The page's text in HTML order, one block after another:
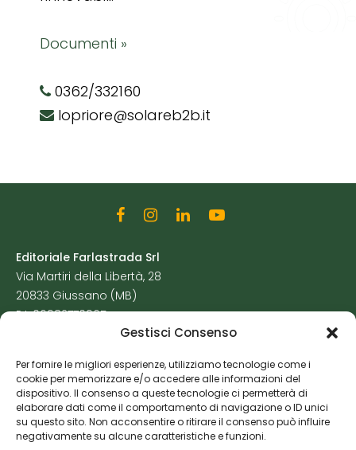
Gestisci Consenso
Per fornire le migliori esperienze, utilizziamo tecnologie come i
cookie per memorizzare e/o accedere alle informazioni del
dispositivo. Il consenso a queste tecnologie ci permetterà di
elaborare dati come il comportamento di navigazione o ID unici
su questo sito. Non acconsentire o ritirare il consenso può influire
negativamente su alcune caratteristiche e funzioni.
Documenti »
0362/332160
lopriore@solareb2b.it
Editoriale Farlastrada Srl
Via Martiri della Libertà, 28
20833 Giussano (MB)
P.I. 06982770965
Cookie Policy
Risorse Aggiuntive